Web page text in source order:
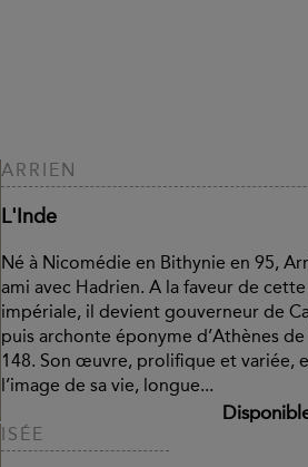
ARRIEN
L'Inde
Né à Nicomédie en Bithynie en 95,
ami avec Hadrien. A la faveur de
impériale, il devient gouverneur de
puis archonte éponyme d’Athènes de
148. Son œuvre, prolifique et variée,
l’image de sa vie, longue...
ISÉE